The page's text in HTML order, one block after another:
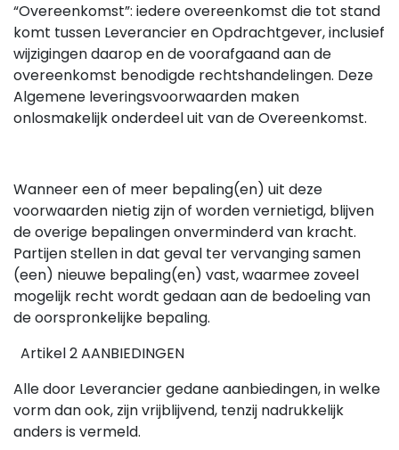
“Overeenkomst”: iedere overeenkomst die tot stand
komt tussen Leverancier en Opdrachtgever, inclusief
wijzigingen daarop en de voorafgaand aan de
overeenkomst benodigde rechtshandelingen. Deze
Algemene leveringsvoorwaarden maken
onlosmakelijk onderdeel uit van de Overeenkomst.
Wanneer een of meer bepaling(en) uit deze
voorwaarden nietig zijn of worden vernietigd, blijven
de overige bepalingen onverminderd van kracht.
Partijen stellen in dat geval ter vervanging samen
(een) nieuwe bepaling(en) vast, waarmee zoveel
mogelijk recht wordt gedaan aan de bedoeling van
de oorspronkelijke bepaling.
Artikel 2 AANBIEDINGEN
Alle door Leverancier gedane aanbiedingen, in welke
vorm dan ook, zijn vrijblijvend, tenzij nadrukkelijk
anders is vermeld.